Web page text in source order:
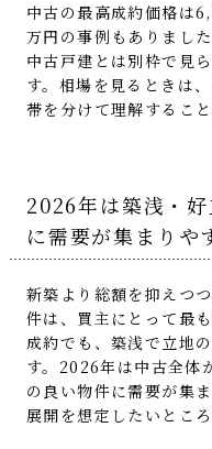
中古の最高成約価格は
万円の事例もありまし
中古戸建とは別枠で見
す。相場を見るときは
帯を分けて理解するこ
2026年は築浅・
に需要が集まりや
新築より総額を抑えつ
件は、買主にとって最
成約でも、築浅で立地
す。2026年は中古全体
の良い物件に需要が集
展開を想定したいとこ